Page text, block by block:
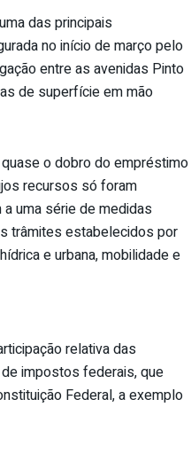
das principais
no início de março pelo
entre as avenidas Pinto
de superfície em mão
o dobro do empréstimo
recursos só foram
uma série de medidas
trâmites estabelecidos por
e urbana, mobilidade e
relativa das
impostos federais, que
Federal, a exemplo